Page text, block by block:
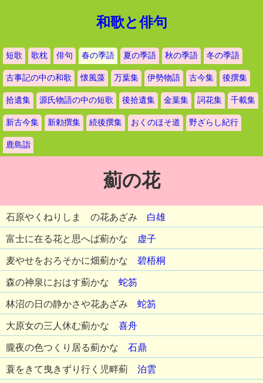
和歌と俳句
短歌 歌枕 俳句 春の季語 夏の季語 秋の季語 冬の季語
古事記の中の和歌 懐風藻 万葉集 伊勢物語 古今集 後撰集
拾遺集 源氏物語の中の短歌 後拾遺集 金葉集 詞花集 千載集
新古今集 新勅撰集 続後撰集 おくのほそ道 野ざらし紀行
鹿島詣
薊の花
石原やくねりしまゝの花あざみ 白雄
富士に在る花と思へば薊かな 虚子
麦やせをおろそかに畑薊かな 碧梧桐
森の神泉におはす薊かな 蛇笏
林沼の日の静かさや花あざみ 蛇笏
大原女の三人休む薊かな 喜舟
朧夜の色つくり居る薊かな 石鼎
蓑をきて曳きずり行く児畔薊 泊雲